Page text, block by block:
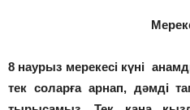
Мерекелік
8 наурыз мерекесі күні
тек соларға арнап, дәмді